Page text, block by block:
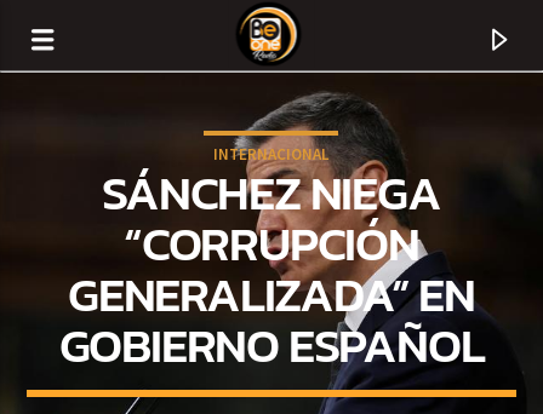
INTERNACIONAL
SÁNCHEZ NIEGA
“CORRUPCIÓN
GENERALIZADA” EN
GOBIERNO ESPAÑOL